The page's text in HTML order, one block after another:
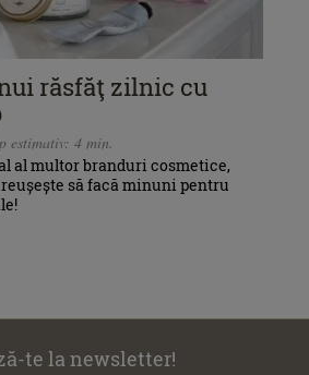
răsfăţ zilnic cu
estimativ: 4 min.
al multor branduri cosmetice,
să facă minuni pentru
te la newsletter!